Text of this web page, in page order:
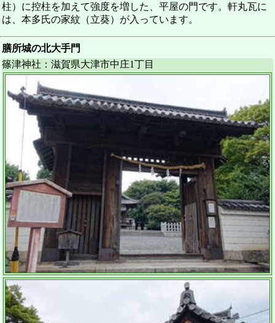
柱）に控柱を加えて強度を増した、平屋の門です。軒丸瓦に
は、本多氏の家紋（立葵）が入っています。
膳所城の北大手門
篠津神社：滋賀県大津市中庄1丁目